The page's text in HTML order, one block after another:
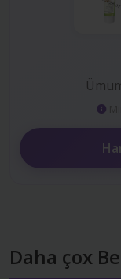
Daha çox